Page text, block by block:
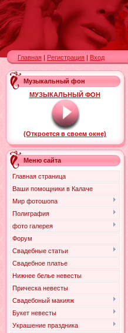
Главная | Регистрация | Вход
Музыкальный фон
МУЗЫКАЛЬНЫЙ ФОН
(Откроется в своем окне)
Меню сайта
Главная страница
Ваши помощники в Калаче
Мир фотошопа
Полиграфия
фото галерея
Форум
Свадебные статьи
Свадебное платье
Нижнее белье невесты
Прическа невесты
Свадебоный макияж
Букет невесты
Украшение праздника